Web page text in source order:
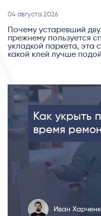
04 августа 2026
Почему устаревший
прежнему пользуется
укладкой паркета, эта
какой клей лучше
Как укрыть
время
Иван